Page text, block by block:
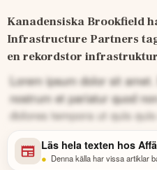
Kanadensiska Brookfield
Infrastructure Partners
en rekordstor
Lorem ipsum dolor sit
nostrum et pariatur quod
dolores tempora ut quis quis
Läs hela texten hos
• Denna källa har vissa artiklar